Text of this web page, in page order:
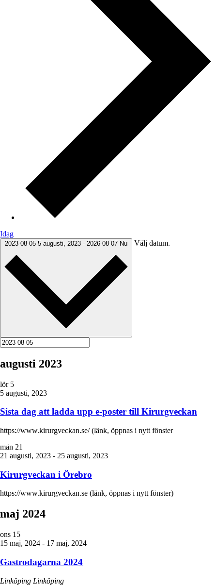
Idag
2023-08-05 5 augusti, 2023 - 2026-08-07 Nu Välj datum.
augusti 2023
lör 5
5 augusti, 2023
Sista dag att ladda upp e-poster till Kirurgveckan
https://www.kirurgveckan.se/ (länk, öppnas i nytt fönster
mån 21
21 augusti, 2023 - 25 augusti, 2023
Kirurgveckan i Örebro
https://www.kirurgveckan.se (länk, öppnas i nytt fönster)
maj 2024
ons 15
15 maj, 2024 - 17 maj, 2024
Gastrodagarna 2024
Linköping Linköping